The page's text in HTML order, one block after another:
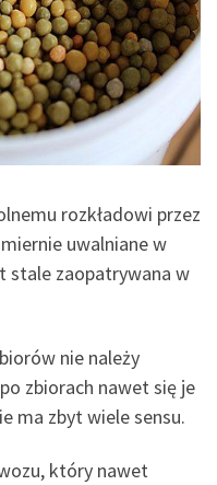
rozkładowi przez
uwalniane w
stale zaopatrywana w
nie należy
zbiorach nawet się je
ma zbyt wiele sensu.
który nawet